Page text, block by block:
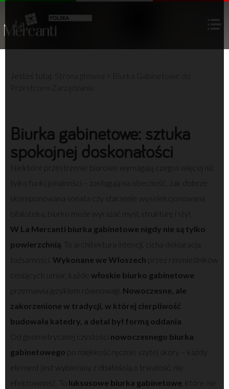
Jesteś tutaj: Strona główna
Przestrzeni Zarządzania
Biurka gabinetowe: sztuka
spokojnej doskonałości
Niektóre przestrzenie biurowe wymagają czegoś więcej niż
tylko funkcjonalności – zasługują na obecność. Jak dobrze
skomponowana sonata czy starannie wyselekcjonowana
biblioteka, biurko może wyrażać myśl, strukturę i styl.
W La Mercanti biurka gabinetowe nigdy nie są tylko
powierzchnią . To architektura intencji, cicha deklaracja
tożsamości. Wykonane we Włoszech przez rzemieślników
ceniących umiar, każde włoskie biurko gabinetowe
przemawia językiem równowagi. Nowoczesne, ale
zakorzenione w tradycji, w której cierpliwość
budowała katedry, a detal był formą oddania
Od geometrycznej czystości nowoczesnego biurka
gabinetowego po miękkość ręcznie szytej skóry – każdy
element jest wybierany z dbałością o trwałość, nie
efektowność. To luksusowe biurka gabinetowe , które nie